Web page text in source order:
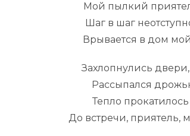
Мой пылкий
Шаг в шаг
Врывается в дом
Захлопнулись
Рассыпался
Тепло
До встречи, приятель,